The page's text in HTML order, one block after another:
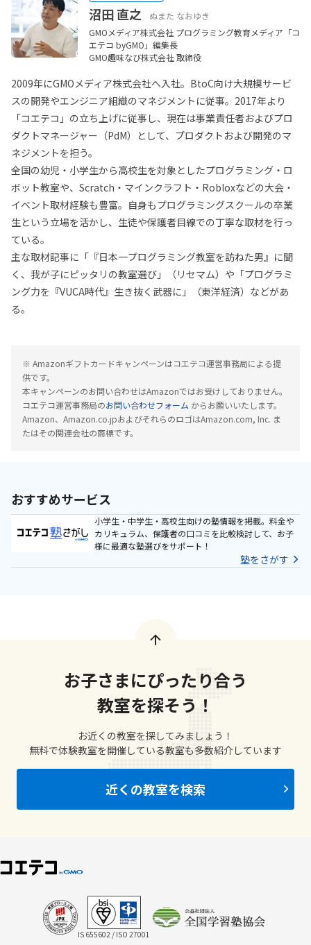
沼田 直之
ぬまた なおゆき
GMOメディア株式会社 プログラミング教育メディア「コ
エテコ byGMO」編集長
GMO趣味なび株式会社 取締役
2009年にGMOメディア株式会社へ入社。BtoC向け大規模サービ
スの開発やエンジニア組織のマネジメントに従事。2017年より
「コエテコ」の立ち上げに従事し、現在は事業責任者およびプロ
ダクトマネージャー（PdM）として、プロダクトおよび開発のマ
ネジメントを担う。
全国の幼児・小学生から高校生を対象としたプログラミング・ロ
ボット教室や、Scratch・マインクラフト・Robloxなどの大会・
イベント取材経験も豊富。自身もプログラミングスクールの卒業
生という立場を活かし、生徒や保護者目線での丁寧な取材を行っ
ている。
主な取材記事に「『日本一プログラミング教室を訪ねた男』に聞
く、我が子にピッタリの教室選び」（リセマム）や「プログラミ
ング力を『VUCA時代』生き抜く武器に」（東洋経済）などがあ
る。
※ Amazonギフトカードキャンペーンはコエテコ運営事務局による提
供です。
本キャンペーンのお問い合わせはAmazonではお受けしておりません。
コエテコ運営事務局のお問い合わせフォーム からお願いいたします。
Amazon、Amazon.co.jpおよびそれらのロゴはAmazon.com, Inc. ま
たはその関連会社の商標です。
おすすめサービス
小学生・中学生・高校生向けの塾情報を掲載。料金や
カリキュラム、保護者の口コミを比較検討して、お子
様に最適な塾選びをサポート！
塾をさがす
お子さまにぴったり合う
教室を探そう！
お近くの教室を探してみましょう！
無料で体験教室を開催している教室も多数紹介しています
近くの教室を検索
IS 655602 / ISO 27001